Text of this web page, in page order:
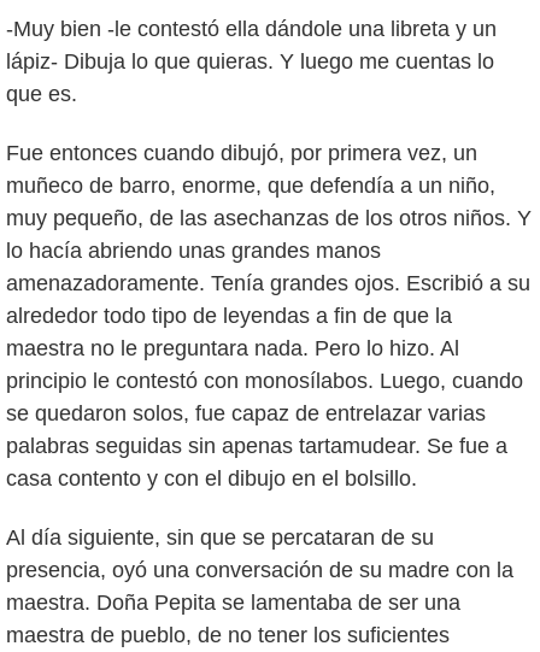
-Muy bien -le contestó ella dándole una libreta y un
lápiz- Dibuja lo que quieras. Y luego me cuentas lo
que es.
Fue entonces cuando dibujó, por primera vez, un
muñeco de barro, enorme, que defendía a un niño,
muy pequeño, de las asechanzas de los otros niños. Y
lo hacía abriendo unas grandes manos
amenazadoramente. Tenía grandes ojos. Escribió a su
alrededor todo tipo de leyendas a fin de que la
maestra no le preguntara nada. Pero lo hizo. Al
principio le contestó con monosílabos. Luego, cuando
se quedaron solos, fue capaz de entrelazar varias
palabras seguidas sin apenas tartamudear. Se fue a
casa contento y con el dibujo en el bolsillo.
Al día siguiente, sin que se percataran de su
presencia, oyó una conversación de su madre con la
maestra. Doña Pepita se lamentaba de ser una
maestra de pueblo, de no tener los suficientes